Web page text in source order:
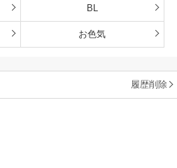
BL
お色気
履歴削除